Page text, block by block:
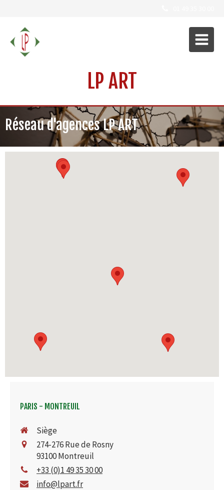
LP ART
Réseau d'agences LP ART
PARIS - MONTREUIL
Siège
274-276 Rue de Rosny
93100Montreuil
+33 (0)1 49 35 30 00
info@lpart.fr